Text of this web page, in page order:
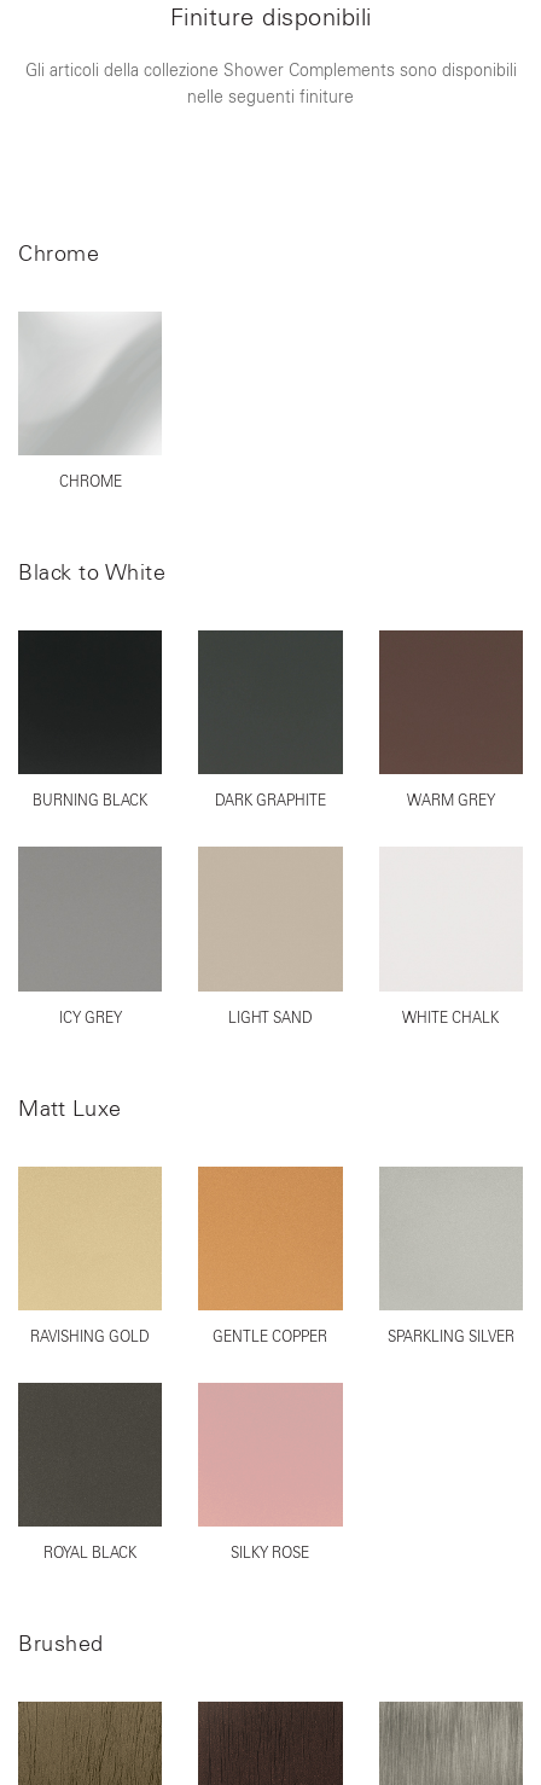
Finiture disponibili
Gli articoli della collezione Shower Complements sono disponibili
nelle seguenti finiture
Chrome
CHROME
Black to White
BURNING BLACK DARK GRAPHITE WARM GREY
ICY GREY LIGHT SAND WHITE CHALK
Matt Luxe
RAVISHING GOLD GENTLE COPPER SPARKLING SILVER
ROYAL BLACK SILKY ROSE
Brushed